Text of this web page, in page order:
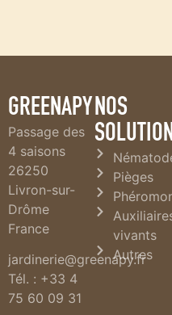
GREENAPY
Passage des
4 saisons
26250
Livron-sur-
Drôme
France
jardinerie@greenapy.fr
Tél. : +33 4
75 60 09 31
NOS
Pièges
vivants
Autres